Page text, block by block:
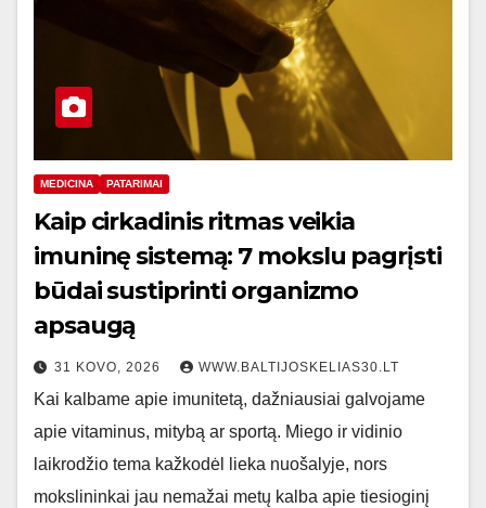
MEDICINA PATARIMAI
Kaip cirkadinis ritmas veikia
imuninę sistemą: 7 mokslu pagrįsti
būdai sustiprinti organizmo
apsaugą
31 KOVO, 2026 WWW.BALTIJOSKELIAS30.LT
Kai kalbame apie imunitetą, dažniausiai galvojame
apie vitaminus, mitybą ar sportą. Miego ir vidinio
laikrodžio tema kažkodėl lieka nuošalyje, nors
mokslininkai jau nemažai metų kalba apie tiesioginį